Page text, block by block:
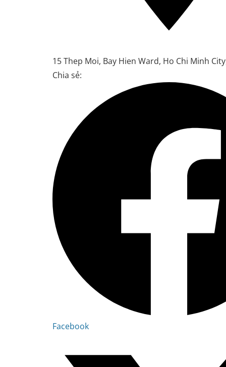
15 Thep Moi, Bay Hien Ward, Ho Chi Minh
Chia sẻ:
Facebook